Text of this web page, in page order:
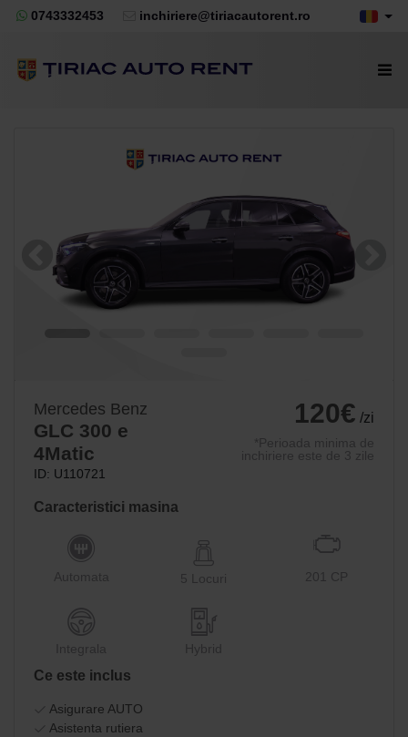
0743332453 inchiriere@tiriacautorent.ro
Mercedes Benz
GLC 300 e
4Matic
ID: U110721
120€ /zi
*Perioada minima de
inchiriere este de 3 zile
Caracteristici masina
Automata 5 Locuri 201 CP
Integrala Hybrid
Ce este inclus
Asigurare AUTO
Asistenta rutiera